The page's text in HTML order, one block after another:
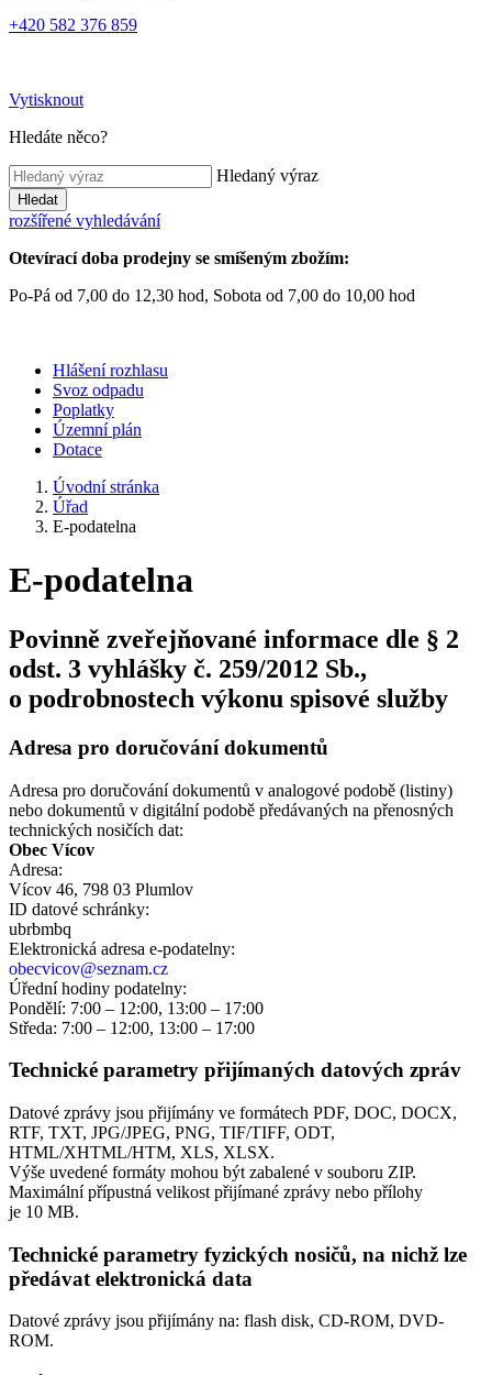
+420 582 376 859
Vytisknout
Hledáte něco?
Hledaný výraz
Hledat
rozšířené vyhledávání
Otevírací doba prodejny se smíšeným zbožím:
Po-Pá od 7,00 do 12,30 hod, Sobota od 7,00 do 10,00 hod
Hlášení rozhlasu
Svoz odpadu
Poplatky
Územní plán
Dotace
Úvodní stránka
Úřad
E-podatelna
E-podatelna
Povinně zveřejňované informace dle § 2
odst. 3 vyhlášky č. 259/2012 Sb.,
o podrobnostech výkonu spisové služby
Adresa pro doručování dokumentů
Adresa pro doručování dokumentů v analogové podobě (listiny)
nebo dokumentů v digitální podobě předávaných na přenosných
technických nosičích dat:
Obec Vícov
Adresa:
Vícov 46, 798 03 Plumlov
ID datové schránky:
ubrbmbq
Elektronická adresa e‑podatelny:
obecvicov@seznam.cz
Úřední hodiny podatelny:
Pondělí: 7:00 – 12:00, 13:00 – 17:00
Středa: 7:00 – 12:00, 13:00 – 17:00
Technické parametry přijímaných datových zpráv
Datové zprávy jsou přijímány ve formátech PDF, DOC, DOCX,
RTF, TXT, JPG/JPEG, PNG, TIF/TIFF, ODT,
HTML/XHTML/HTM, XLS, XLSX.
Výše uvedené formáty mohou být zabalené v souboru ZIP.
Maximální přípustná velikost přijímané zprávy nebo přílohy
je 10 MB.
Technické parametry fyzických nosičů, na nichž lze
předávat elektronická data
Datové zprávy jsou přijímány na: flash disk, CD-ROM, DVD-
ROM.